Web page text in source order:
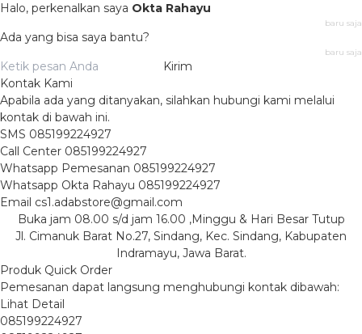
Halo, perkenalkan saya Okta Rahayu
baru saja
Ada yang bisa saya bantu?
baru saja
Kirim
Kontak Kami
Apabila ada yang ditanyakan, silahkan hubungi kami melalui
kontak di bawah ini.
SMS 085199224927
Call Center 085199224927
Whatsapp Pemesanan 085199224927
Whatsapp Okta Rahayu 085199224927
Email cs1.adabstore@gmail.com
Buka jam 08.00 s/d jam 16.00 ,Minggu & Hari Besar Tutup
Jl. Cimanuk Barat No.27, Sindang, Kec. Sindang, Kabupaten
Indramayu, Jawa Barat.
Produk Quick Order
Pemesanan dapat langsung menghubungi kontak dibawah:
Lihat Detail
085199224927